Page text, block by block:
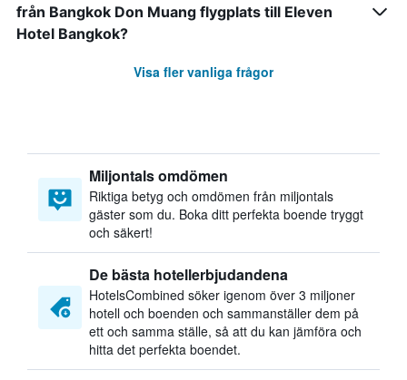
från Bangkok Don Muang flygplats till Eleven
Hotel Bangkok?
Visa fler vanliga frågor
Miljontals omdömen
Riktiga betyg och omdömen från miljontals
gäster som du. Boka ditt perfekta boende tryggt
och säkert!
De bästa hotellerbjudandena
HotelsCombined söker igenom över 3 miljoner
hotell och boenden och sammanställer dem på
ett och samma ställe, så att du kan jämföra och
hitta det perfekta boendet.